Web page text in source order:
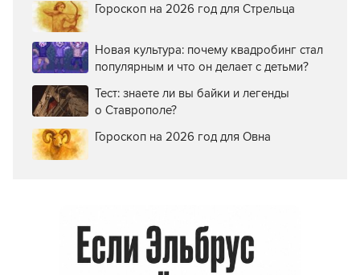
Гороскоп на 2026 год для Стрельца
Новая культура: почему квадробинг стал
популярным и что он делает с детьми?
Тест: знаете ли вы байки и легенды
о Ставрополе?
Гороскоп на 2026 год для Овна